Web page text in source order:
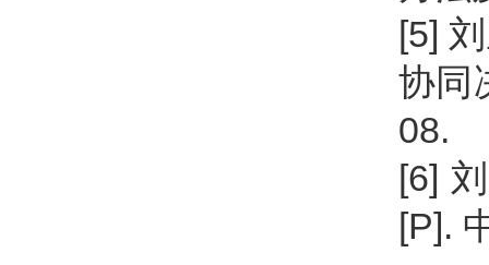
[5]
协同
08.
[6]
[P].